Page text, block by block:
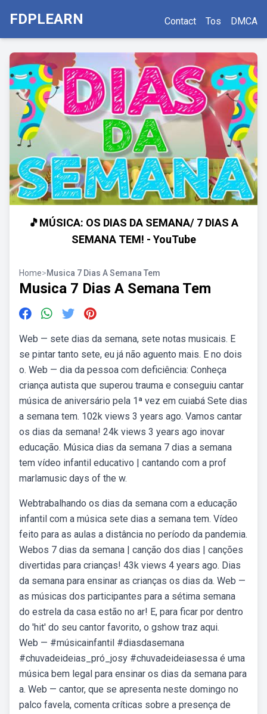
FDPLEARN Contact Tos DMCA
🎵MÚSICA: OS DIAS DA SEMANA/ 7 DIAS A
SEMANA TEM! - YouTube
Home>Musica 7 Dias A Semana Tem
Musica 7 Dias A Semana Tem
Web — sete dias da semana, sete notas musicais. E
se pintar tanto sete, eu já não aguento mais. E no dois
o. Web — dia da pessoa com deficiência: Conheça
criança autista que superou trauma e conseguiu cantar
música de aniversário pela 1ª vez em cuiabá Sete dias
a semana tem. 102k views 3 years ago. Vamos cantar
os dias da semana! 24k views 3 years ago inovar
educação. Música dias da semana 7 dias a semana
tem vídeo infantil educativo | cantando com a prof
marlamusic days of the w.
Webtrabalhando os dias da semana com a educação
infantil com a música sete dias a semana tem. Vídeo
feito para as aulas a distância no período da pandemia.
Webos 7 dias da semana | canção dos dias | canções
divertidas para crianças! 43k views 4 years ago. Dias
da semana para ensinar as crianças os dias da. Web —
as músicas dos participantes para a sétima semana
do estrela da casa estão no ar! E, para ficar por dentro
do 'hit' do seu cantor favorito, o gshow traz aqui.
Web — #músicainfantil #diasdasemana
#chuvadeideias_pró_josy #chuvadeideiasessa é uma
música bem legal para ensinar os dias da semana para
a. Web — cantor, que se apresenta neste domingo no
palco favela, comenta críticas sobre a presença de